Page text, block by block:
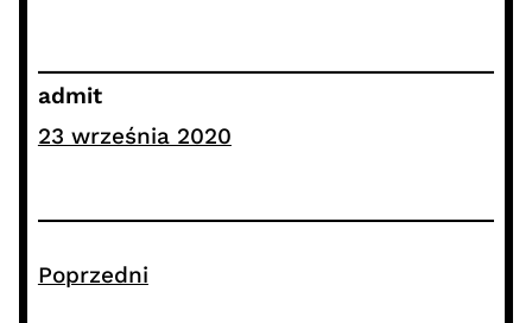
admit
23 września 2020
Poprzedni